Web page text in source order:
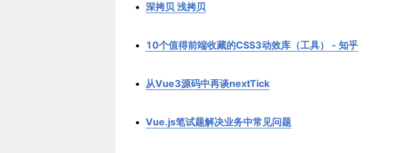
深拷贝 浅拷贝
10个值得前端收藏的CSS3动效库（工具） - 知乎
从Vue3源码中再谈nextTick
Vue.js笔试题解决业务中常见问题